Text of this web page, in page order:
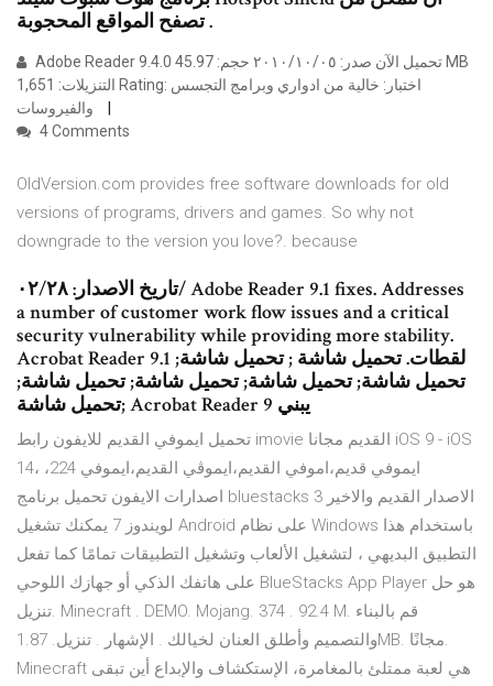
تصفح المواقع المحجوبة .
Adobe Reader 9.4.0 تحميل الآن صدر: ٠٥‏/١٠‏/٢٠١٠ حجم: 45.97 MB
التنزيلات: 1,651 Rating: اختبار: خالية من ادواري وبرامج التجسس
4 Comments
OldVersion.com provides free software downloads for old
versions of programs, drivers and games. So why not
downgrade to the version you love?. because
a number of customer work flow issues and a critical
security vulnerability while providing more stability.
Acrobat Reader 9.1 لقطات. تحميل شاشة ; تحميل شاشة;
تحميل شاشة; تحميل شاشة; تحميل شاشة; تحميل شاشة;
تحميل شاشة; Acrobat Reader 9 يبني
تحميل ايموفي القديم للايفون رابط imovie القديم مجانا iOS 9 - iOS
14، ايموفي قديم،اموفي القديم،ايموڤي القديم،ايموفي 224،
اصدارات الايفون تحميل برنامج bluestacks 3 الاصدار القديم والاخير
لويندوز 7 يمكنك تشغيل Android على نظام Windows باستخدام هذا
التطبيق البديهي ، لتشغيل الألعاب وتشغيل التطبيقات تمامًا كما تفعل
على هاتفك الذكي أو جهازك اللوحي BlueStacks App Player هو حل
تنزيل. Minecraft . DEMO. Mojang. 374 . 92.4 M. قم بالبناء
والتصميم وأطلق العنان لخيالك . الإشهار . تنزيل. 1.87MB. مجانًا.
Minecraft هي لعبة ممتلئ بالمغامرة، الإستكشاف والإبداع أين تبقى